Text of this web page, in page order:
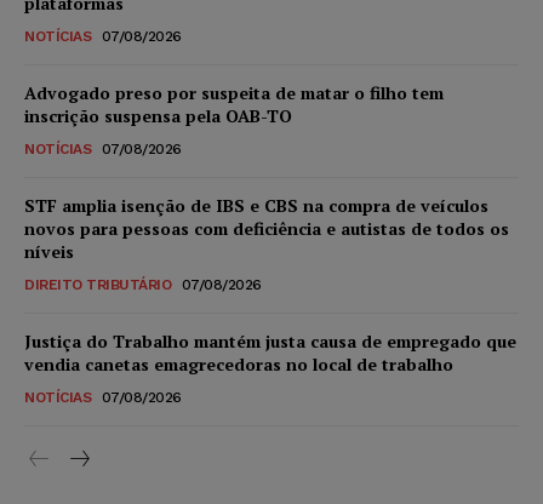
NOTÍCIAS 07/08/2026
Advogado preso por suspeita de matar o filho tem
inscrição suspensa pela OAB-TO
NOTÍCIAS 07/08/2026
STF amplia isenção de IBS e CBS na compra de veículos
novos para pessoas com deficiência e autistas de todos os
níveis
DIREITO TRIBUTÁRIO 07/08/2026
Justiça do Trabalho mantém justa causa de empregado que
vendia canetas emagrecedoras no local de trabalho
NOTÍCIAS 07/08/2026